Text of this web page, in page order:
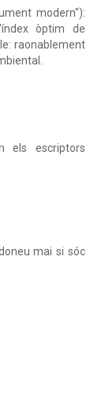
modern"):
òptim de
raonablement
els escriptors
mai si sóc